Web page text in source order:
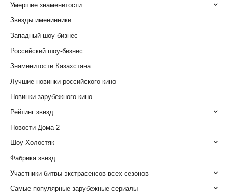
Умершие знаменитости
Звезды именинники
Западный шоу-бизнес
Российский шоу-бизнес
Знаменитости Казахстана
Лучшие новинки российского кино
Новинки зарубежного кино
Рейтинг звезд
Новости Дома 2
Шоу Холостяк
Фабрика звезд
Участники битвы экстрасенсов всех сезонов
Самые популярные зарубежные сериалы